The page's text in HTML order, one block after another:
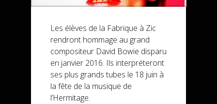
Les élèves de la Fabrique à Zic
rendront hommage au grand
compositeur David Bowie disparu
en janvier 2016. Ils interpréteront
ses plus grands tubes le 18 juin à
la fête de la musique de
l’Hermitage.